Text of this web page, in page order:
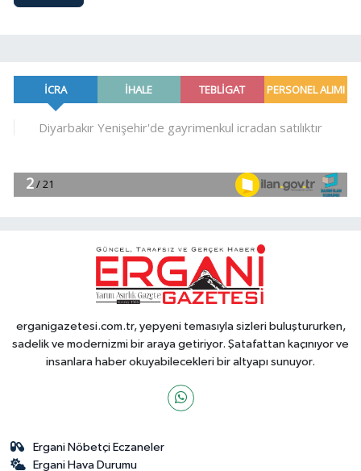
erganigazetesi.com.tr, yepyeni temasıyla sizleri buluştururken,
sadelik ve modernizmi bir araya getiriyor. Şatafattan kaçınıyor ve
insanlara haber okuyabilecekleri bir altyapı sunuyor.
Ergani Nöbetçi Eczaneler
Ergani Hava Durumu